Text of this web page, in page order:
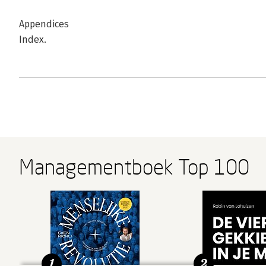
Appendices
Index.
Managementboek Top 100